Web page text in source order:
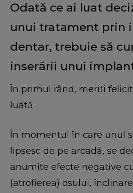
Odată ce ai luat
unui tratament prin
dentar, trebuie să
inserării unui
În primul rând, meriți
luată.
În momentul în care unul
lipsesc de pe arcadă, se
anumite efecte negative
(atrofierea) osului,